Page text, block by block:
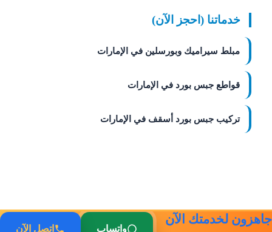
خدماتنا (احجز الآن)
مبلط سيراميك وبورسلين في الإمارات
قواطع جبس بورد في الإمارات
تركيب جبس بورد أسقف في الإمارات
جاهزون لخدمتك الآن
واتساب اتصل الآن